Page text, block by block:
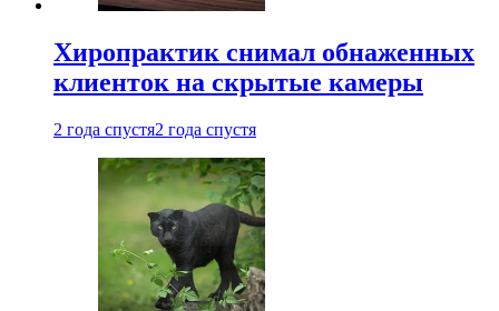
Хиропрактик снимал обнаженных
клиенток на скрытые камеры
2 года спустя2 года спустя